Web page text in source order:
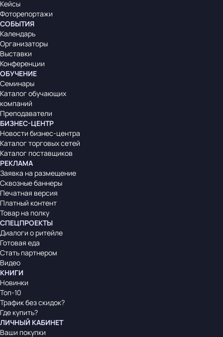
Кейсы
Фоторепортажи
СОБЫТИЯ
Календарь
Организаторы
Выставки
Конференции
ОБУЧЕНИЕ
Семинары
Каталог обучающих
компаний
Преподаватели
БИЗНЕС-ЦЕНТР
Новости бизнес-центра
Каталог торговых сетей
Каталог поставщиков
РЕКЛАМА
Заявка на размещение
Сквозные баннеры
Печатная версия
Платный контент
Товар на полку
СПЕЦПРОЕКТЫ
Диалоги о ритейле
Готовая еда
Стать партнером
Видео
КНИГИ
Новинки
Топ-10
Трафик без скидок?
Где купить?
ЛИЧНЫЙ КАБИНЕТ
Ваши покупки